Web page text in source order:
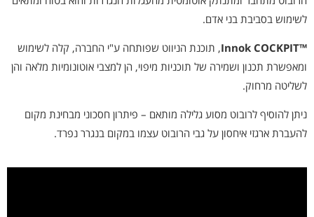
לשימוש בסביבת בני אדם.
™Innok COCKPIT
, תוכנת הניווט שפותחה ע"י החברה, קלה לשימוש
ומאפשרת תכנון ושמירה של תוכניות מיפוי, הן למצבי אוטונומיות מלאה והן
לשליטה מרחוק.
ניתן להוסיף לרובוט מסוע גלילה מותאם – פיתרון חסכוני מבחינת מקום
להעברת ארגזי איחסון על גבי הרובוט עצמו במקום בנגרר נפרד.